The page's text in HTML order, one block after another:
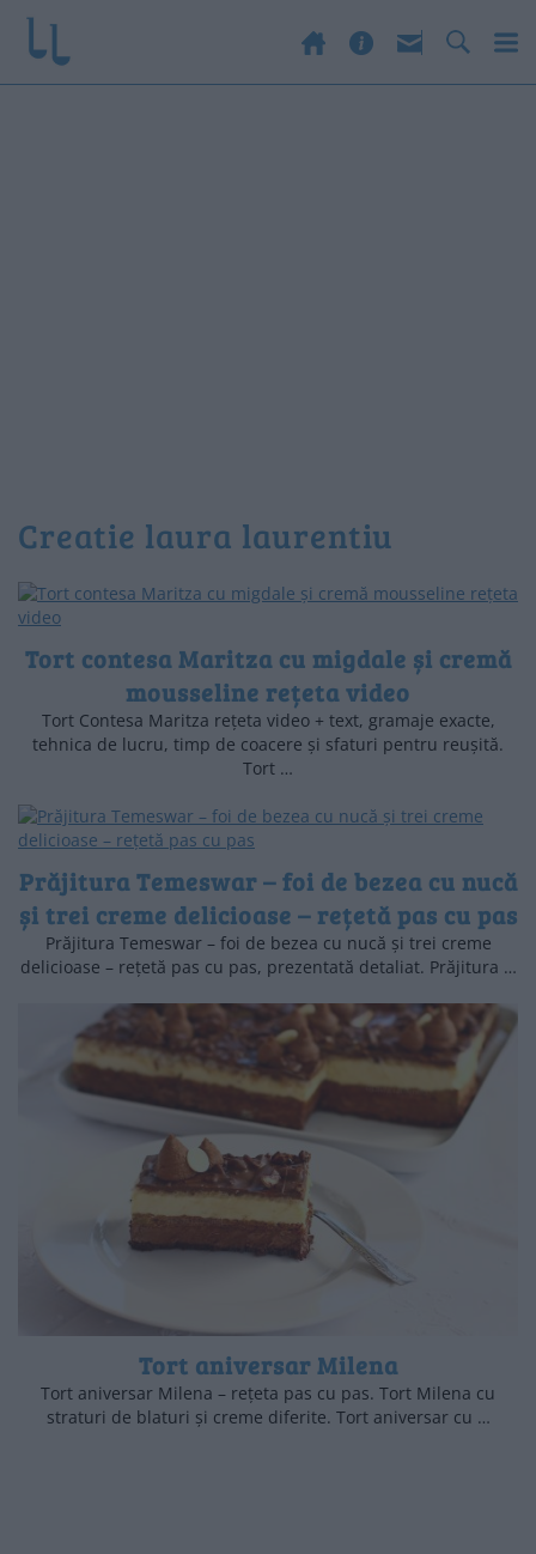
creatie laura laurentiu
Tort contesa Maritza cu migdale și cremă
mousseline rețeta video
Tort Contesa Maritza rețeta video + text, gramaje exacte,
tehnica de lucru, timp de coacere și sfaturi pentru reușită.
Tort …
Prăjitura Temeswar – foi de bezea cu nucă
și trei creme delicioase – rețetă pas cu pas
Prăjitura Temeswar – foi de bezea cu nucă și trei creme
delicioase – rețetă pas cu pas, prezentată detaliat. Prăjitura …
Tort aniversar Milena
Tort aniversar Milena – rețeta pas cu pas. Tort Milena cu
straturi de blaturi și creme diferite. Tort aniversar cu …